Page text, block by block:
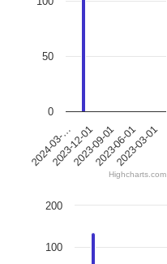
2024-03-…
2023-12-012023-09-012023-06-01
2023-03-01
0
50
Highcharts.com
100
200